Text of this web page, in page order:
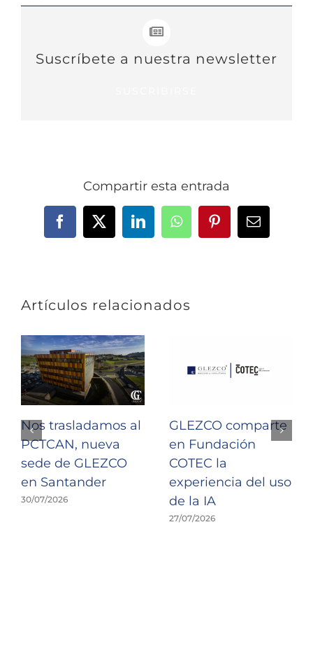
Suscríbete a nuestra newsletter
Compartir esta entrada
Facebook
X LinkedInWhatsAppPinterestCorreo
Artículos relacionados
Nos trasladamos al
PCTCAN, nueva
sede de GLEZCO
en Santander
30/07/2026
GLEZCO comparte
en Fundación
COTEC la
experiencia del uso
de la IA
27/07/2026